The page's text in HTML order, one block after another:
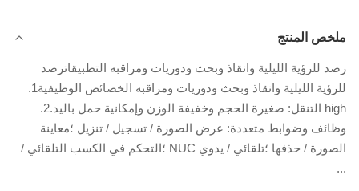
ملخص المنتج
رصد للرؤية الليلية وانقاذ وبحث ودوريات ومراقبه التطبيقاترصد
للرؤية الليلية وانقاذ وبحث ودوريات ومراقبه الخصائص الوظيفية1.
high التنقل: صغيرة الحجم وخفيفة الوزن وإمكانية حمل باليد.2.
وظائف وضوابط متعددة: عرض الصورة / تسجيل / تنزيل ؛معاينة
الصورة / حذفها ؛تلقائي / يدوي NUC ؛التحكم في الكسب التلقائي /
...